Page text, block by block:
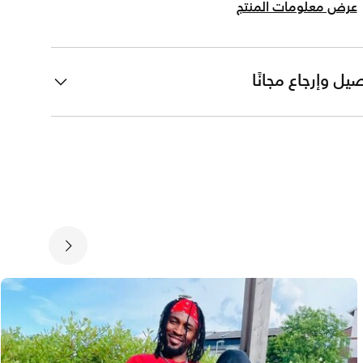
عرض معلومات المنتج
وإرجاع مجانًا